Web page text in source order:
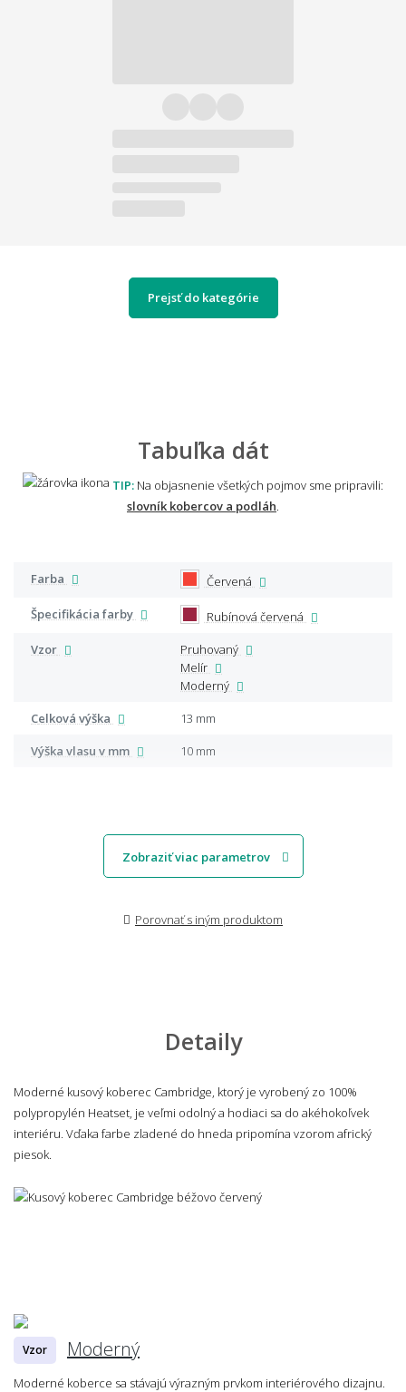
Prejsť do kategórie
Tabuľka dát
TIP: Na objasnenie všetkých pojmov sme pripravili:
slovník kobercov a podláh
Farba
Červená
Špecifikácia farby
Rubínová červená
Vzor
Pruhovaný
Melír
Moderný
Celková výška
13 mm
Výška vlasu v mm
10 mm
Zobraziť viac parametrov
Porovnať s iným produktom
Detaily
Moderné kusový koberec Cambridge, ktorý je vyrobený zo 100%
polypropylén Heatset, je veľmi odolný a hodiaci sa do akéhokoľvek
interiéru. Vďaka farbe zladené do hneda pripomína vzorom africký
piesok.
Vzor Moderný
Moderné koberce sa stávajú výrazným prvkom interiérového dizajnu.